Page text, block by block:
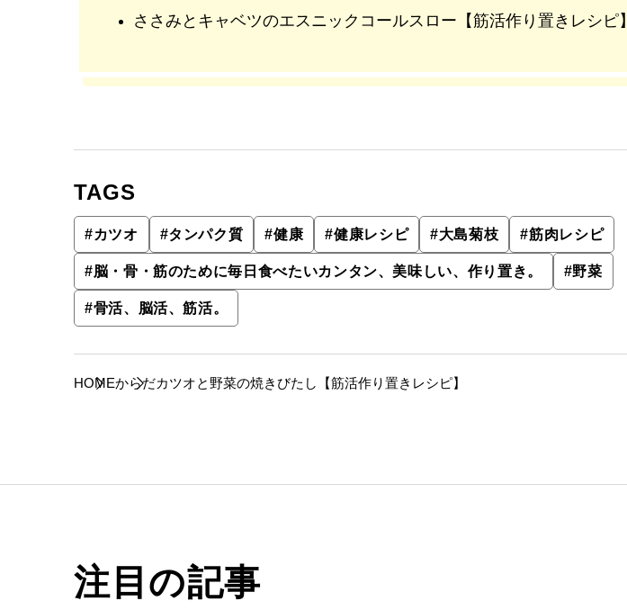
ささみとキャベツのエスニックコールスロー【筋活作り置きレシピ】
TAGS
#カツオ #タンパク質 #健康 #健康レシピ #大島菊枝 #筋肉レシピ
#脳・骨・筋のために毎日食べたいカンタン、美味しい、作り置き。 #野菜
#骨活、脳活、筋活。
HOMEからだカツオと野菜の焼きびたし【筋活作り置きレシピ】
注目の記事